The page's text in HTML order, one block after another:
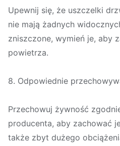
Upewnij się, że uszczelki
nie mają żadnych
zniszczone, wymień je, aby
powietrza.
8. Odpowiednie
Przechowuj żywność
producenta, aby zachować
także zbyt dużego